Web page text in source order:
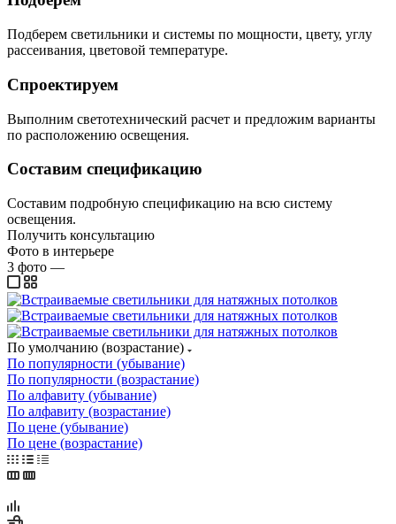
Подберем светильники и системы по мощности, цвету, углу
рассеивания, цветовой температуре.
Спроектируем
Выполним светотехнический расчет и предложим варианты
по расположению освещения.
Составим спецификацию
Составим подробную спецификацию на всю систему
освещения.
Получить консультацию
Фото в интерьере
3 фото —
По умолчанию (возрастание)
По популярности (убывание)
По популярности (возрастание)
По алфавиту (убывание)
По алфавиту (возрастание)
По цене (убывание)
По цене (возрастание)